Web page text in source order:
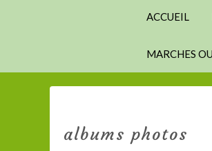
ACCUEIL
MARCHES
albums photos